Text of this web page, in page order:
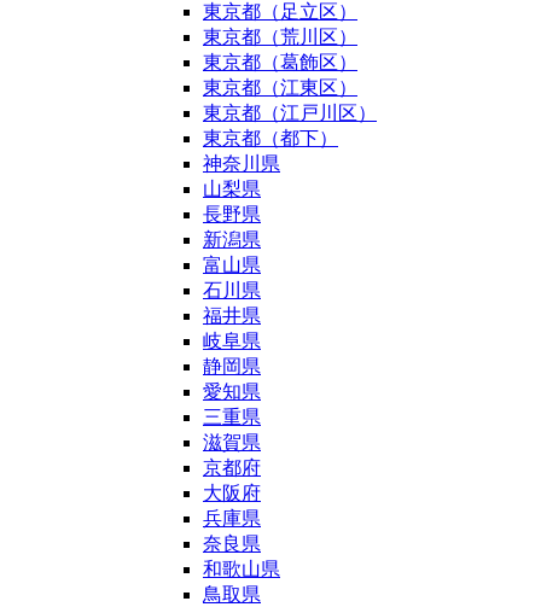
東京都（足立区）
東京都（荒川区）
東京都（葛飾区）
東京都（江東区）
東京都（江戸川区）
東京都（都下）
神奈川県
山梨県
長野県
新潟県
富山県
石川県
福井県
岐阜県
静岡県
愛知県
三重県
滋賀県
京都府
大阪府
兵庫県
奈良県
和歌山県
鳥取県